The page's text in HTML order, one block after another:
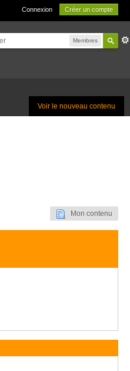
Connexion Créer un compte
Membres
Voir le nouveau contenu
Mon contenu